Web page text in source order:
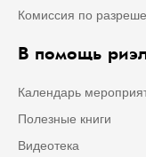
Комиссия по
В помощь
Календарь
Полезные книги
Видеотека